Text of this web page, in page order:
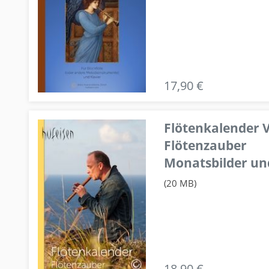
17,90 €
Flötenkalender
Flötenzauber
Monatsbilder
(20 MB)